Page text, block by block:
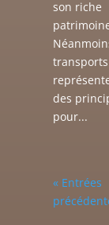
son riche
transports
des
pour...
« Entrées